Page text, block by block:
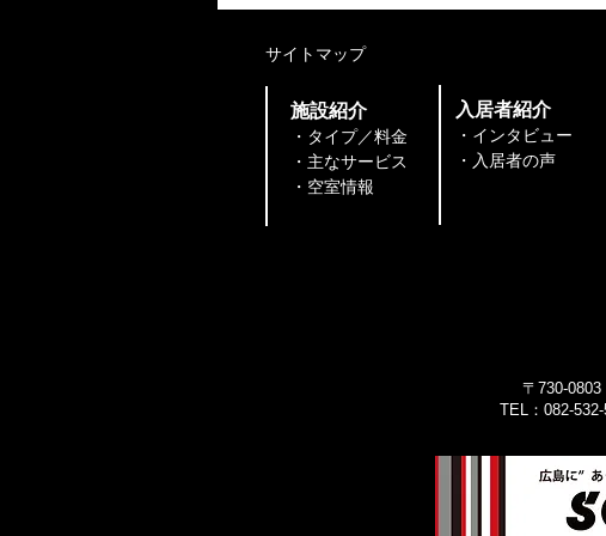
飛躍したい女性起業家へ。
​サイトマップ
​施設紹介
・タイプ／料金
・主なサービス
​​・空室情報
​入居者紹介
・インタビュー
・入居者の声​​
〒730-
TEL：082-